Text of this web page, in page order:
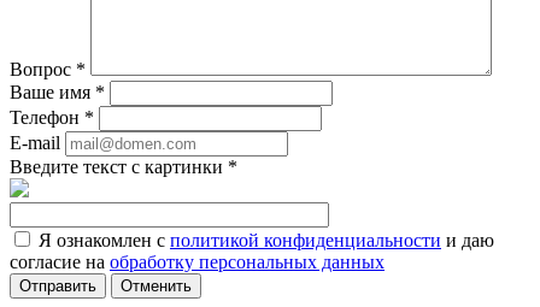
Вопрос *
Ваше имя *
Телефон *
E-mail
Введите текст с картинки *
Я ознакомлен с политикой конфиденциальности и даю
согласие на обработку персональных данных
Отменить